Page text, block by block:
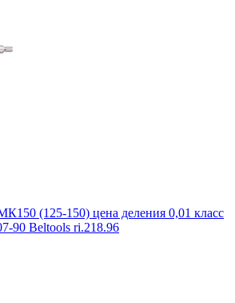
(125-150) цена деления 0,01 класс
90 Beltools ri.218.96